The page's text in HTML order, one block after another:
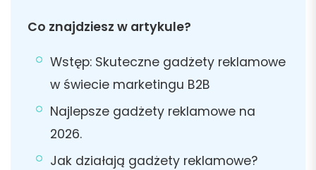
Co znajdziesz w artykule?
Wstęp: Skuteczne gadżety reklamowe
w świecie marketingu B2B
Najlepsze gadżety reklamowe na
2026.
Jak działają gadżety reklamowe?